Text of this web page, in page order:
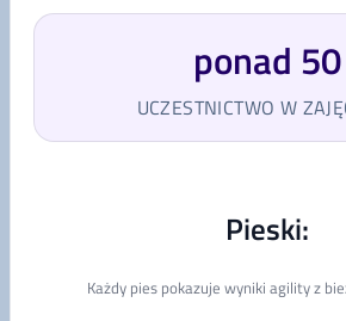
ponad 50
UCZESTNICTWO W
Pieski:
Każdy pies pokazuje wyniki agility z